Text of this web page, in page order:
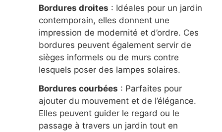
Bordures droites : Idéales pour un jardin
contemporain, elles donnent une
impression de modernité et d’ordre. Ces
bordures peuvent également servir de
sièges informels ou de murs contre
lesquels poser des lampes solaires.
Bordures courbées : Parfaites pour
ajouter du mouvement et de l’élégance.
Elles peuvent guider le regard ou le
passage à travers un jardin tout en